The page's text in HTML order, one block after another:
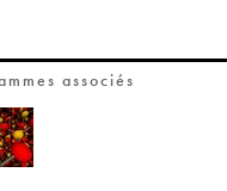
associés